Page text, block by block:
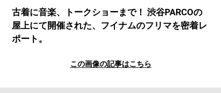
#ととけん #FASHION #MUSIC #MOVIE
#LIFESTYLE
古着に音楽、トークショーまで！ 渋谷PARCOの
屋上にて開催された、フイナムのフリマを密着レ
ポート。
この画像の記事はこちら